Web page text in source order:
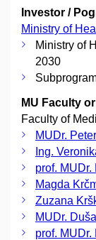
Investor /
Ministry of
Ministry of
2030
MU Faculty
Faculty of
MUDr.
Ing.
prof.
Magda
Zuzana
MUDr.
prof.